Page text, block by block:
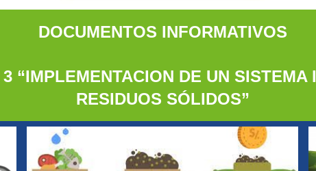
DOCUMENTOS INFORMATIVOS
3 “IMPLEMENTACION DE UN
RESIDUOS SÓLIDOS”